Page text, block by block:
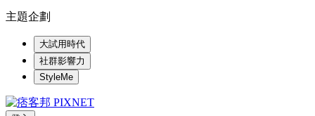
主題企劃
大試用時代
社群影響力
StyleMe